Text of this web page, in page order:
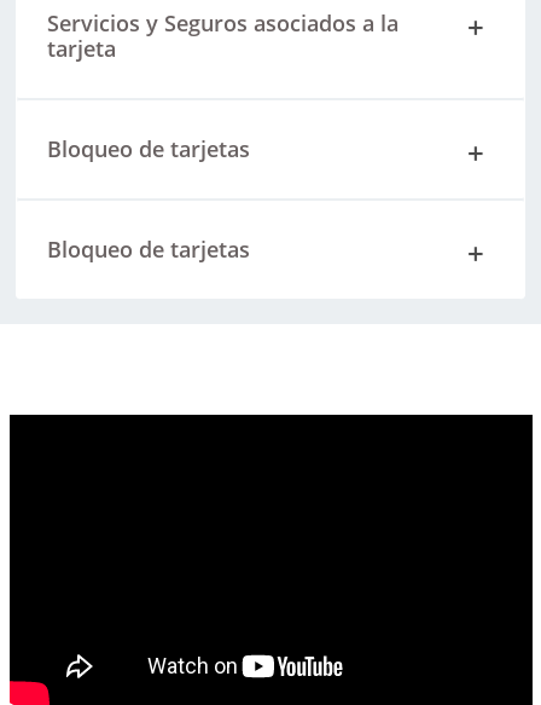
Servicios y Seguros asociados a la
tarjeta
Bloqueo de tarjetas
Bloqueo de tarjetas